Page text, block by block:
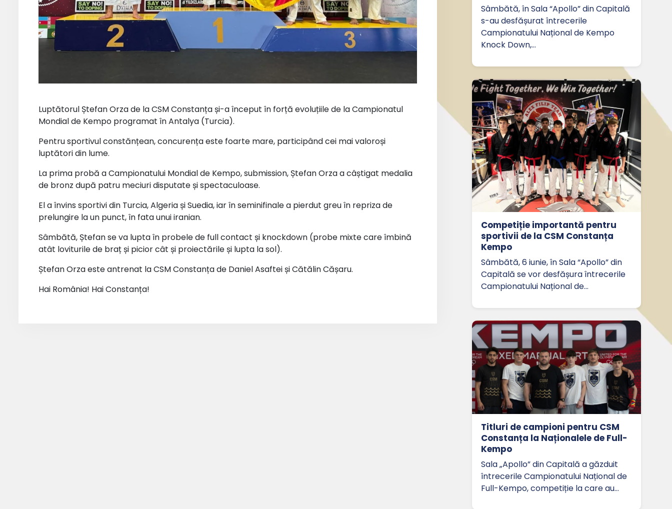
Luptătorul Ștefan Orza de la CSM Constanța și-a început în forță evoluțiile de la Campionatul
Mondial de Kempo programat în Antalya (Turcia).
Pentru sportivul constănțean, concurența este foarte mare, participând cei mai valoroși
luptători din lume.
La prima probă a Campionatului Mondial de Kempo, submission, Ștefan Orza a câștigat medalia
de bronz după patru meciuri disputate și spectaculoase.
El a învins sportivi din Turcia, Algeria și Suedia, iar în seminifinale a pierdut greu în repriza de
prelungire la un punct, în fata unui iranian.
Sâmbătă, Ștefan se va lupta în probele de full contact și knockdown (probe mixte care îmbină
atât loviturile de braț și picior cât și proiectările și lupta la sol).
Ștefan Orza este antrenat la CSM Constanța de Daniel Asaftei și Cătălin Cășaru.
Hai România! Hai Constanța!
Sâmbătă, în Sala “Apollo” din Capitală
s-au desfășurat întrecerile
Campionatului Național de Kempo
Knock Down,…
Competiție importantă pentru
sportivii de la CSM Constanța
Kempo
Sâmbătă, 6 iunie, în Sala “Apollo” din
Capitală se vor desfășura întrecerile
Campionatului Național de…
Titluri de campioni pentru CSM
Constanța la Naționalele de Full-
Kempo
Sala „Apollo” din Capitală a găzduit
întrecerile Campionatului Național de
Full-Kempo, competiție la care au…